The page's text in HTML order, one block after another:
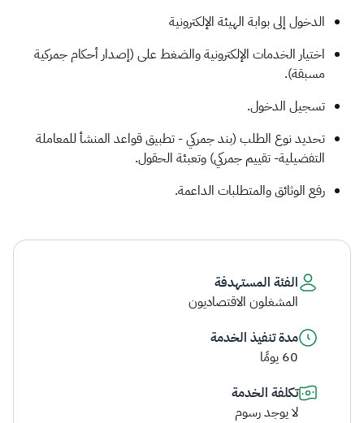
​​​الدخول إلى بوابة الهيئة الإلكترونية
اختيار الخدمات الإلكترونية والضغط على (إصدار أحكام جمركية
مسبقة).
تسجيل الدخول.
تحديد نوع الطلب (بند جمركي - تطبيق قواعد المنشأ للمعاملة
التفضيلية- تقييم جمركي) وتعبئة الحقول.
رفع الوثائق والمتطلبات الداعمة.​
الفئة المستهدفة
المشغلون الاقتصاديون
مدة تنفيذ الخدمة
60 يومًا
تكلفة الخدمة
لا يوجد رسوم